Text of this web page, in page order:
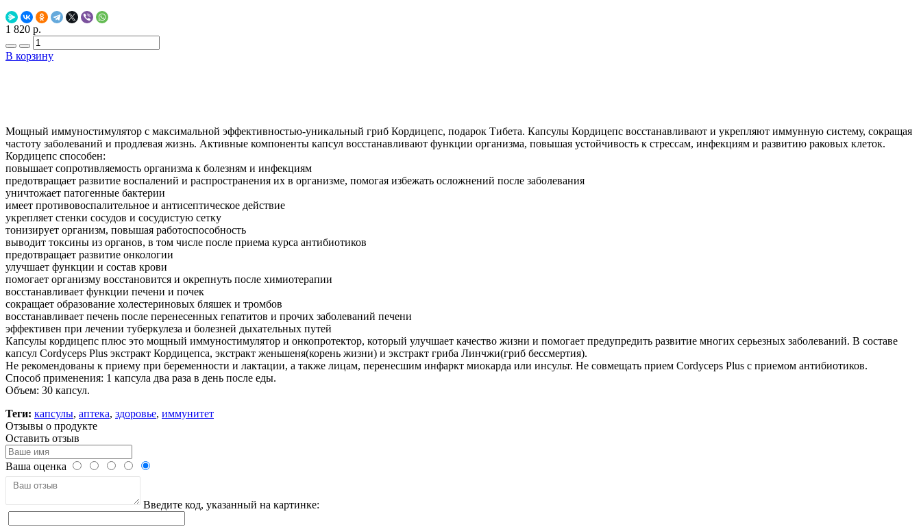
1 820 р.
В корзину
Мощный иммуностимулятор с максимальной эффективностью-уникальный гриб Кордицепс, подарок Тибета. Капсулы Кордицепс восстанавливают и укрепляют иммунную систему, сокращая
частоту заболеваний и продлевая жизнь. Активные компоненты капсул восстанавливают функции организма, повышая устойчивость к стрессам, инфекциям и развитию раковых клеток.
Кордицепс способен:
повышает сопротивляемость организма к болезням и инфекциям
предотвращает развитие воспалений и распространения их в организме, помогая избежать осложнений после заболевания
уничтожает патогенные бактерии
имеет противовоспалительное и антисептическое действие
укрепляет стенки сосудов и сосудистую сетку
тонизирует организм, повышая работоспособность
выводит токсины из органов, в том числе после приема курса антибиотиков
предотвращает развитие онкологии
улучшает функции и состав крови
помогает организму восстановится и окрепнуть после химиотерапии
восстанавливает функции печени и почек
сокращает образование холестериновых бляшек и тромбов
восстанавливает печень после перенесенных гепатитов и прочих заболеваний печени
эффективен при лечении туберкулеза и болезней дыхательных путей
Капсулы кордицепс плюс это мощный иммуностимулятор и онкопротектор, который улучшает качество жизни и помогает предупредить развитие многих серьезных заболеваний. В составе
капсул Cordyceps Plus экстракт Кордицепса, экстракт женьшеня(корень жизни) и экстракт гриба Линчжи(гриб бессмертия).
Не рекомендованы к приему при беременности и лактации, а также лицам, перенесшим инфаркт миокарда или инсульт. Не совмещать прием Cordyceps Plus с приемом антибиотиков.
Способ применения: 1 капсула два раза в день после еды.
Объем: 30 капсул.
Теги: капсулы, аптека, здоровье, иммунитет
Отзывы о продукте
Оставить отзыв
Ваша оценка
Введите код, указанный на картинке: